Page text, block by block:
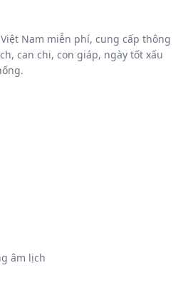
Nam miễn phí, cung cấp thông
can chi, con giáp, ngày tốt xấu
âm lịch